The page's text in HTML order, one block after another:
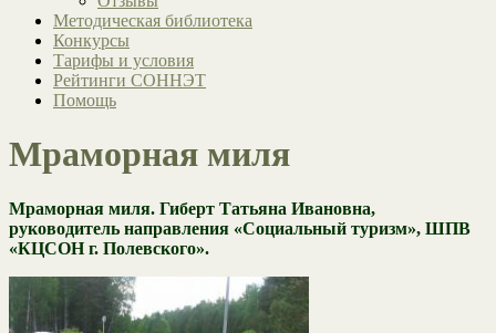
Методическая библиотека
Конкурсы
Тарифы и условия
Рейтинги СОННЭТ
Помощь
Мраморная миля
Мраморная миля. Гиберт Татьяна Ивановна,
руководитель направления «Социальный туризм», ШПВ
«КЦСОН г. Полевского».